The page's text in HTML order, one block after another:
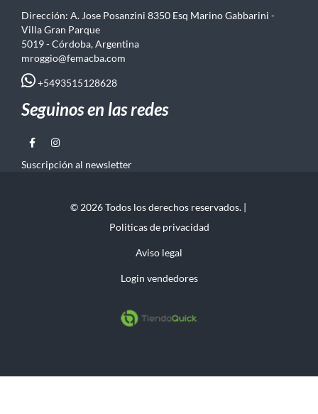
Dirección: A. Jose Posanzini 8350 Esq Marino Gabbarini -
Villa Gran Parque
5019 - Córdoba, Argentina
mroggio@femacba.com
+5493515128628
Seguinos en las redes
Suscripción al newsletter
© 2026 Todos los derechos reservados. |
Politicas de privacidad
Aviso legal
Login vendedores